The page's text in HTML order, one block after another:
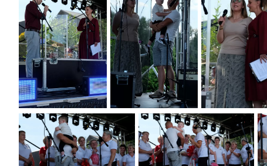
17.07 21 LIPCA - ĆWICZENIA ALARM - 26
Data dodania: 17.07.2026 godz. 10:30
Aktualności Wydarzenia Alarm ALARM-26
CZYTAJ KOMUNIKAT